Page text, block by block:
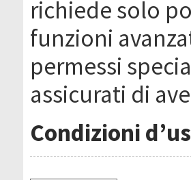
richiede solo
funzioni
permessi
assicurati di
Condizioni